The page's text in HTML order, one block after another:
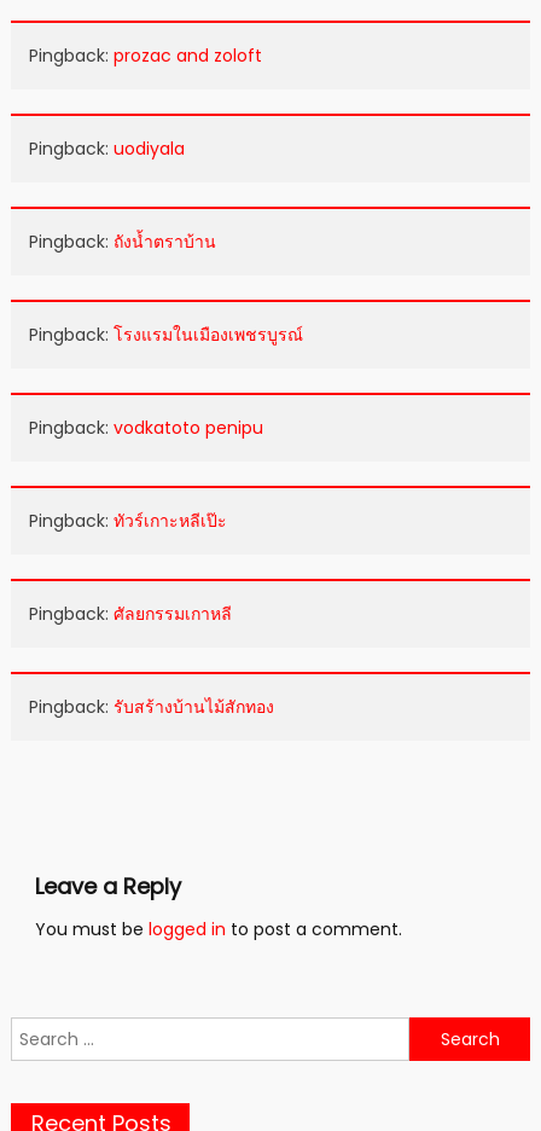
Pingback: prozac and zoloft
Pingback: uodiyala
Pingback: ถังน้ำตราบ้าน
Pingback: โรงแรมในเมืองเพชรบูรณ์
Pingback: vodkatoto penipu
Pingback: ทัวร์เกาะหลีเป๊ะ
Pingback: ศัลยกรรมเกาหลี
Pingback: รับสร้างบ้านไม้สักทอง
Leave a Reply
You must be logged in to post a comment.
Search
for:
Recent Posts